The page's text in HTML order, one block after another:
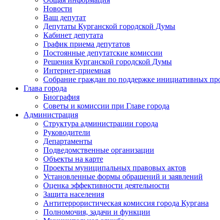
Новости
Ваш депутат
Депутаты Курганской городской Думы
Кабинет депутата
График приема депутатов
Постоянные депутатские комиссии
Решения Курганской городской Думы
Интернет-приемная
Собрание граждан по поддержке инициативных
Глава города
Биография
Советы и комиссии при Главе города
Администрация
Структура администрации города
Руководители
Департаменты
Подведомственные организации
Объекты на карте
Проекты муниципальных правовых актов
Установленные формы обращений и заявлений
Оценка эффективности деятельности
Защита населения
Антитеррористическая комиссия города Кургана
Полномочия, задачи и функции